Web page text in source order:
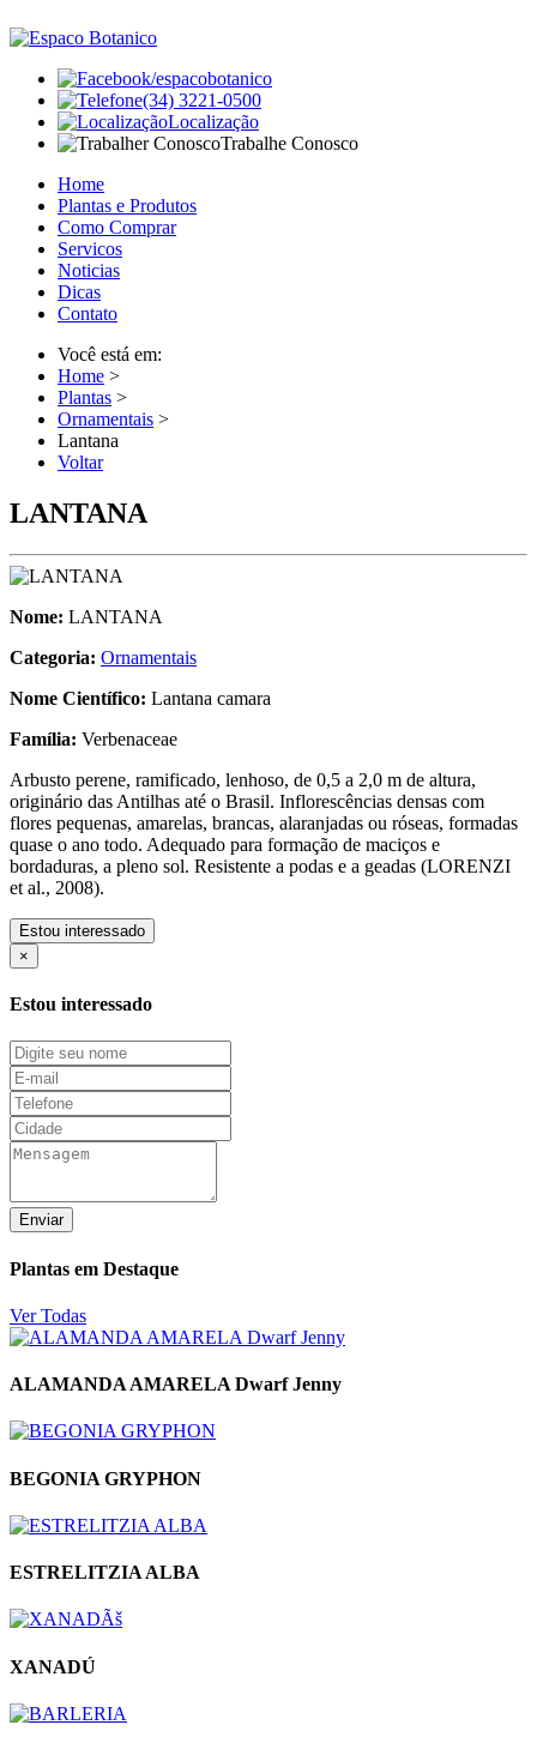
/espacobotanico
(34) 3221-0500
Localização
Trabalhe Conosco
Home
Plantas e Produtos
Como Comprar
Servicos
Noticias
Dicas
Contato
Você está em:
Home >
Plantas >
Ornamentais >
Lantana
Voltar
LANTANA
Nome: LANTANA
Categoria: Ornamentais
Nome Científico: Lantana camara
Família: Verbenaceae
Arbusto perene, ramificado, lenhoso, de 0,5 a 2,0 m de altura,
originário das Antilhas até o Brasil. Inflorescências densas com
flores pequenas, amarelas, brancas, alaranjadas ou róseas, formadas
quase o ano todo. Adequado para formação de maciços e
bordaduras, a pleno sol. Resistente a podas e a geadas (LORENZI
et al., 2008).
Estou interessado
×
Estou interessado
Enviar
Plantas em Destaque
Ver Todas
ALAMANDA AMARELA Dwarf Jenny
BEGONIA GRYPHON
ESTRELITZIA ALBA
XANADÚ